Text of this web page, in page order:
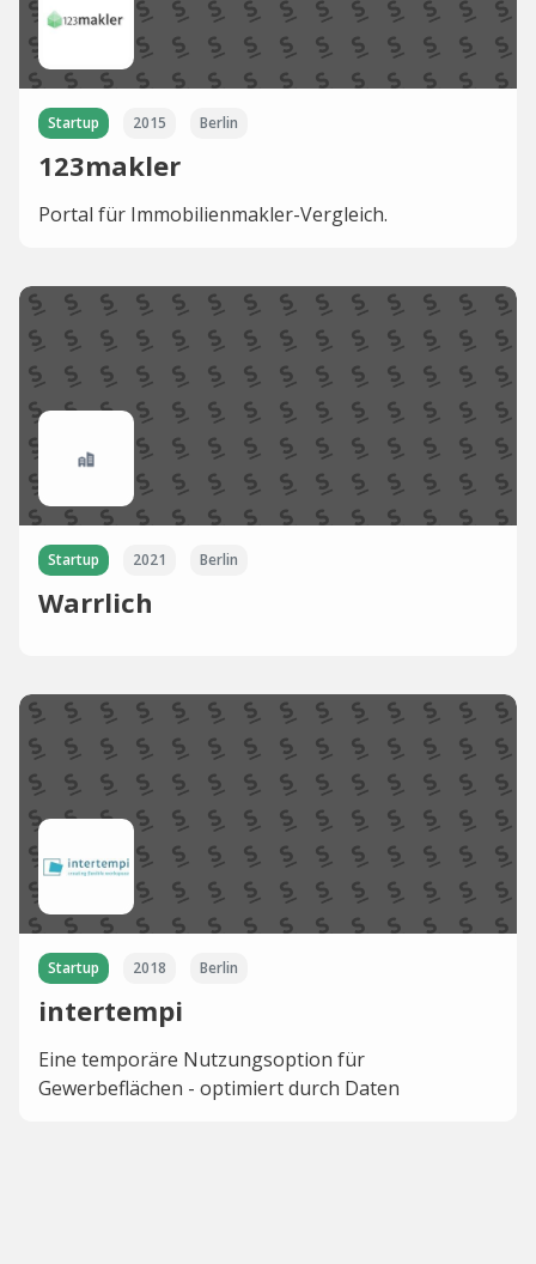
Startup 2015 Berlin
123makler
Portal für Immobilienmakler-Vergleich.
Startup 2021 Berlin
Warrlich
Startup 2018 Berlin
intertempi
Eine temporäre Nutzungsoption für
Gewerbeflächen - optimiert durch Daten